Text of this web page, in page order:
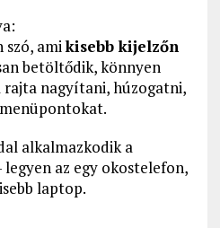
szó, amikisebb kijelzőn
betöltődik, könnyen
rajta nagyítani, húzogatni,
alkalmazkodik a
az egy okostelefon,
laptop.